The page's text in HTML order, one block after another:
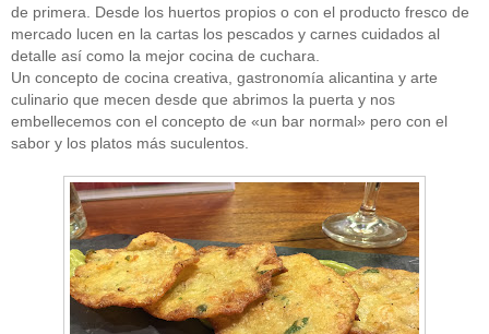
de primera. Desde los huertos propios o con el producto fresco de
mercado lucen en la cartas los pescados y carnes cuidados al
detalle así como la mejor cocina de cuchara.
Un concepto de cocina creativa, gastronomía alicantina y arte
culinario que mecen desde que abrimos la puerta y nos
embellecemos con el concepto de «un bar normal» pero con el
sabor y los platos más suculentos.